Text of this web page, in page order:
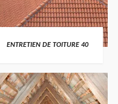
ENTRETIEN DE TOITURE 40